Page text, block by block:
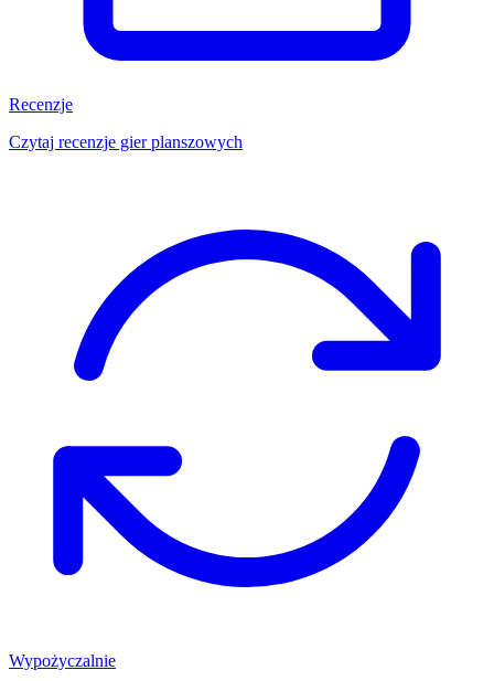
Recenzje
Czytaj recenzje gier planszowych
Wypożyczalnie